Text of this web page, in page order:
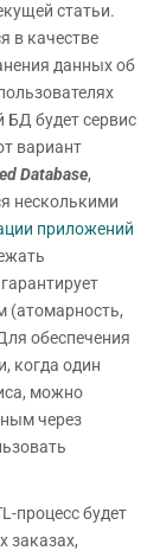
статьи.
в качестве
данных об
будет сервис
вариант
Database,
несколькими
приложений
(атомарность,
обеспечения
когда один
можно
через
процесс будет
заказах,